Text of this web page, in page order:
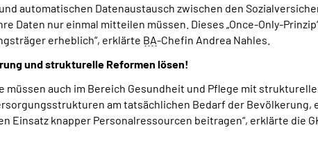
automatischen Datenaustausch zwischen den
Daten nur einmal mitteilen müssen. Dieses „Once-Only-
erheblich“, erklärte BA-Chefin Andrea Nahles.
und strukturelle Reformen lösen!
auch im Bereich Gesundheit und Pflege mit
am tatsächlichen Bedarf der
Einsatz knapper Personalressourcen beitragen“, erklärte die